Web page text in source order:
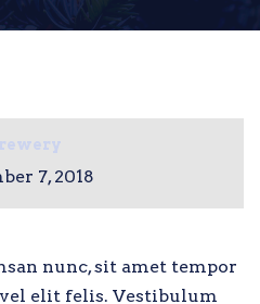
7, 2018
nunc, sit amet tempor
elit felis. Vestibulum